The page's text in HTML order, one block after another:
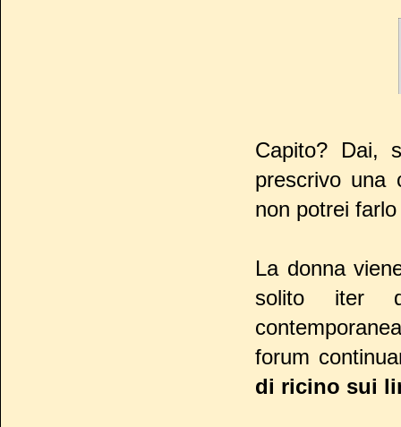
Capito? Dai,
prescrivo una
non potrei
La donna
solito iter
forum
di ricino sui